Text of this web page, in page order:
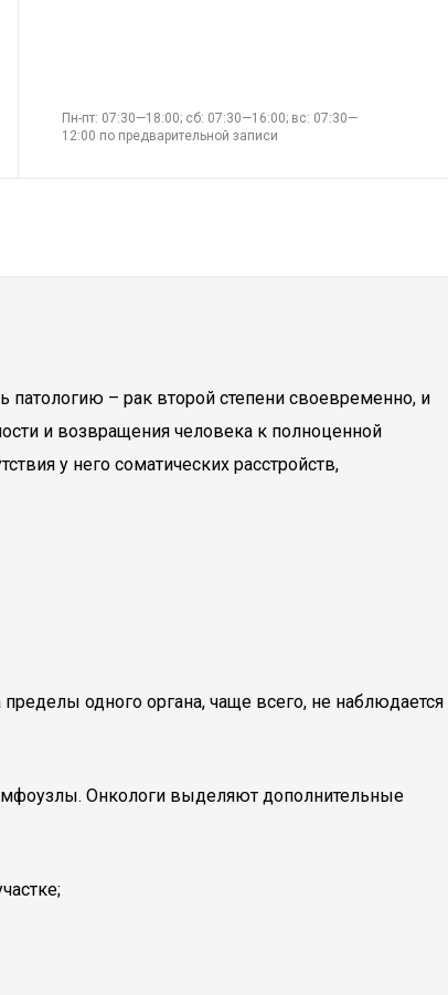
Пн-пт: 07:30—18:00; сб: 07:30—16:00; вс: 07:30—
12:00 по предварительной записи
патологию – рак второй степени своевременно, и
и возвращения человека к полноценной
у него соматических расстройств,
одного органа, чаще всего, не наблюдается
Онкологи выделяют дополнительные